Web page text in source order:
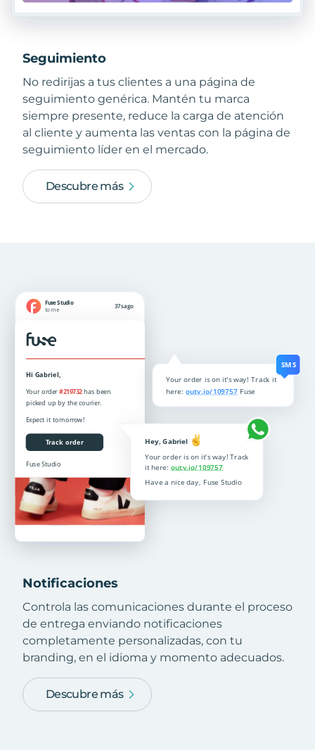
Seguimiento
No redirijas a tus clientes a una página de
seguimiento genérica. Mantén tu marca
siempre presente, reduce la carga de atención
al cliente y aumenta las ventas con la página de
seguimiento líder en el mercado.
Descubre más
Notificaciones
Controla las comunicaciones durante el proceso
de entrega enviando notificaciones
completamente personalizadas, con tu
branding, en el idioma y momento adecuados.
Descubre más